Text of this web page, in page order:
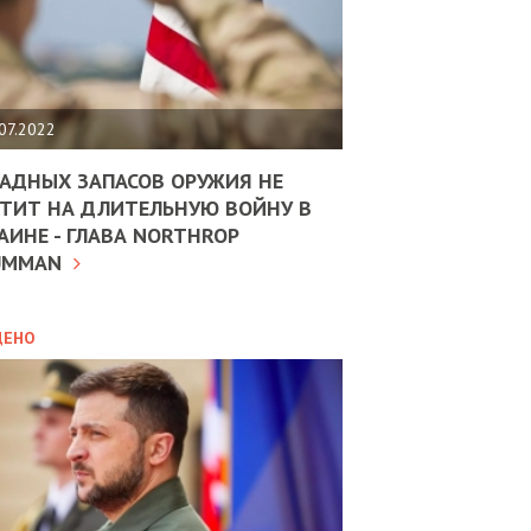
ЗАПАСОВ ОРУЖИЯ НЕ
НА ДЛИТЕЛЬНУЮ ВОЙНУ В
- ГЛАВА NORTHROP
10.02.2025